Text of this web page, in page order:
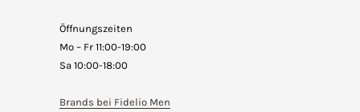
Öffnungszeiten
Mo – Fr 11:00-19:00
Sa 10:00-18:00
Brands bei Fidelio Men